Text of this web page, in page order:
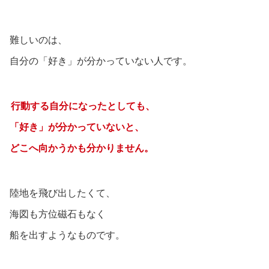
難しいのは、
自分の「好き」が分かっていない人です。
行動する自分になったとしても、
「好き」が分かっていないと、
どこへ向かうかも分かりません。
陸地を飛び出したくて、
海図も方位磁石もなく
船を出すようなものです。